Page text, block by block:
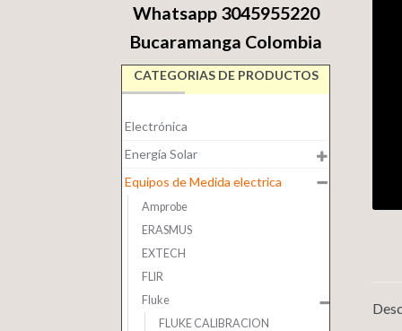
Whatsapp 3045955220
Bucaramanga Colombia
CATEGORIAS DE PRODUCTOS
Electrónica
Energía Solar
Equipos de Medida electrica
Amprobe
ERASMUS
EXTECH
FLIR
Fluke
FLUKE CALIBRACION